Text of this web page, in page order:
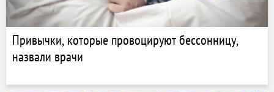
Привычки, которые провоцируют бессонницу,
назвали врачи